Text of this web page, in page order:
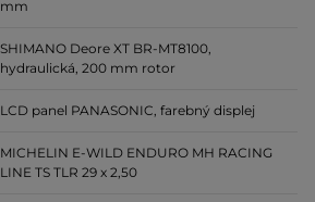
mm
SHIMANO Deore XT BR-MT8100,
hydraulická, 200 mm rotor
LCD panel PANASONIC, farebný displej
MICHELIN E-WILD ENDURO MH RACING
LINE TS TLR 29 x 2,50